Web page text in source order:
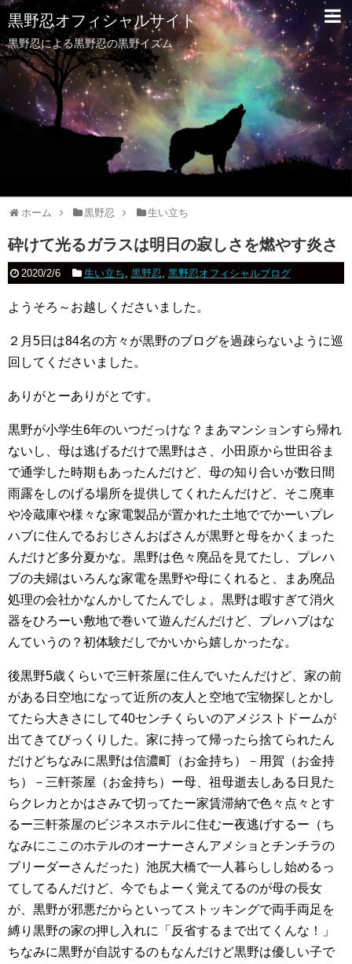
黒野忍オフィシャルサイト
黒野忍による黒野忍の黒野イズム
ホーム 黒野忍 生い立ち
砕けて光るガラスは明日の寂しさを燃やす炎さ
2020/2/6 生い立ち, 黒野忍, 黒野忍オフィシャルブログ
ようそろ～お越しくださいました。
２月5日は84名の方々が黒野のブログを過疎らないように巡
回してくださいました。
ありがとーありがとです。
黒野が小学生6年のいつだっけな？まあマンションすら帰れ
ないし、母は逃げるだけで黒野はさ、小田原から世田谷ま
で通学した時期もあったんだけど、母の知り合いが数日間
雨露をしのげる場所を提供してくれたんだけど、そこ廃車
や冷蔵庫や様々な家電製品が置かれた土地ででかーいプレ
ハブに住んでるおじさんおばさんが黒野と母をかくまった
んだけど多分夏かな。黒野は色々廃品を見てたし、プレハ
ブの夫婦はいろんな家電を黒野や母にくれると、まあ廃品
処理の会社かなんかしてたんでしょ。黒野は暇すぎて消火
器をひろーい敷地で巻いて遊んだんだけど、プレハブはな
んていうの？初体験だしでかいから嬉しかったな。
後黒野5歳くらいで三軒茶屋に住んでいたんだけど、家の前
がある日空地になって近所の友人と空地で宝物探しとかし
てたら大きさにして40センチくらいのアメジストドームが
出てきてびっくりした。家に持って帰ったら捨てられたん
だけどちなみに黒野は信濃町（お金持ち）－用賀（お金持
ち）－三軒茶屋（お金持ち）ー母、祖母逝去しある日見た
らクレカとかはさみで切ってたー家賃滞納で色々点々とす
るー三軒茶屋のビジネスホテルに住むー夜逃げするー（ち
なみにここのホテルのオーナーさんアメショとチンチラの
ブリーダーさんだった）池尻大橋で一人暮らしし始めるっ
てしてるんだけど、今でもよーく覚えてるのが母の長女
が、黒野が邪悪だからといってストッキングで両手両足を
縛り黒野の家の押し入れに「反省するまで出てくんな！」
ちなみに黒野が自説するのもなんだけど黒野は優しい子で